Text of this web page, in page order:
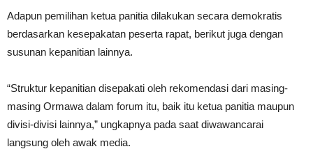
Adapun pemilihan ketua panitia dilakukan secara demokratis
berdasarkan kesepakatan peserta rapat, berikut juga dengan
susunan kepanitian lainnya.
“Struktur kepanitian disepakati oleh rekomendasi dari masing-
masing Ormawa dalam forum itu, baik itu ketua panitia maupun
divisi-divisi lainnya,” ungkapnya pada saat diwawancarai
langsung oleh awak media.